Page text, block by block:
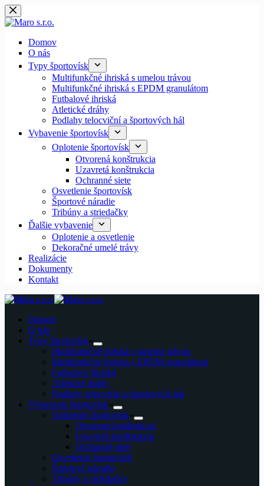
Skip
to
Domov
O nás
Typy športovísk
Multifunkčné ihriská s umelou trávou
Multifunkčné ihriská s EPDM granulátom
Futbalové ihriská
Atletické dráhy
Podlahy telocviční a športových hál
Vybavenie športovísk
Oplotenie športovísk
Otvorená konštrukcia
Uzavretá konštrukcia
Ochranné siete
Osvetlenie športovísk
Športové náradie
Tribúny a striedačky
Ďalšie vybavenie
Oplotenie a osvetlenie
Dekoračné umelé trávy
Realizácie
Dokumenty
Kontakt
Domov
O nás
Typy športovísk
Multifunkčné ihriská s umelou trávou
Multifunkčné ihriská s EPDM granulátom
Futbalové ihriská
Atletické dráhy
Podlahy telocviční a športových hál
Vybavenie športovísk
Oplotenie športovísk
Otvorená konštrukcia
Uzavretá konštrukcia
Ochranné siete
Osvetlenie športovísk
Športové náradie
Tribúny a striedačky